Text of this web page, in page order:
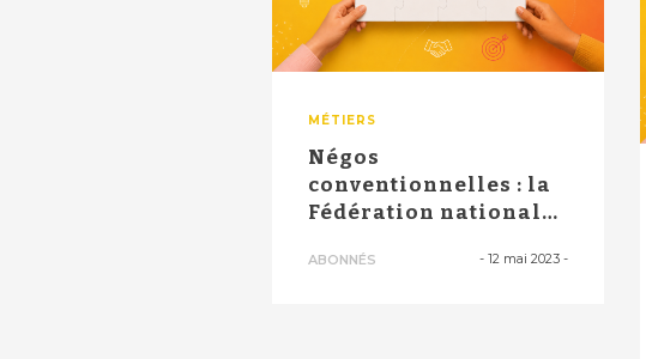
MÉTIERS
Négos
conventionnelles : la
Fédération nationale
u...
ABONNÉS - 12 mai 2023-